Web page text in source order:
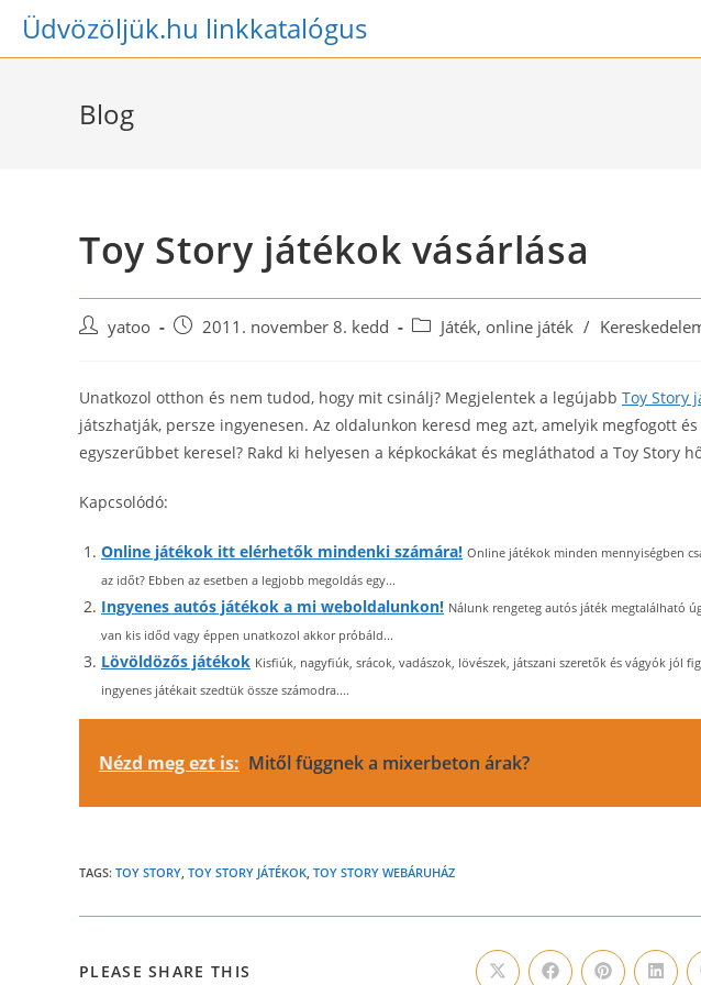
SkipÜdvözöljük.hu linkkatalógus
Blog
Toy Story játékok vásárlása
Postyatoo
Post 2011. november 8. kedd
Post Játék, online játék /
Unatkozol otthon és nem tudod, hogy mit csinálj? Megjelentek a legújabb Toy Story
játszhatják, persze ingyenesen. Az oldalunkon keresd meg azt, amelyik megfogott
egyszerűbbet keresel? Rakd ki helyesen a képkockákat és megláthatod a Toy Story
Kapcsolódó:
Online játékok itt elérhetők mindenki számára! Online játékok minden mennyiségben
az időt? Ebben az esetben a legjobb megoldás egy...
Ingyenes autós játékok a mi weboldalunkon! Nálunk rengeteg autós játék megtalálható
van kis időd vagy éppen unatkozol akkor próbáld...
Lövöldözős játékok Kisfiúk, nagyfiúk, srácok, vadászok, lövészek, játszani szeretők és vágyók jól
ingyenes játékait szedtük össze számodra....
Nézd meg ezt is: Mitől függnek a mixerbeton árak?
TAGS: TOY STORY, TOY STORY JÁTÉKOK, TOY STORY WEBÁRUHÁZ
PLEASE SHARE THIS Opens Opens Opens